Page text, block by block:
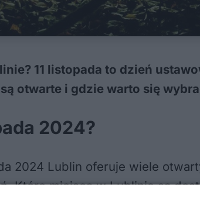
11 listopada to dzień
otwarte i gdzie warto się
2024?
2024 Lublin oferuje wiele
Które miejsca w Lublinie są
zaplanowaniu Święta